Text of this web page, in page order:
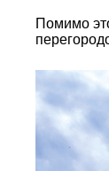
Помимо